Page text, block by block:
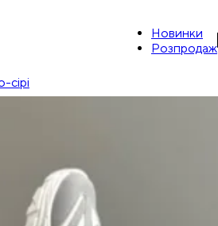
Новинки
Розпродаж
сірі